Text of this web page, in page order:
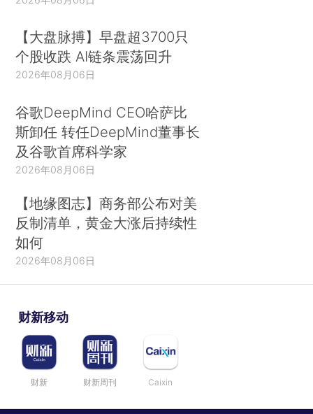
【大盘脉搏】早盘超3700只
个股收跌 AI链条震荡回升
2026年08月06日
谷歌DeepMind CEO哈萨比
斯卸任 转任DeepMind董事长
及谷歌首席科学家
2026年08月06日
【地缘图志】商务部公布对美
反制清单，黄金大涨后持续性
如何
2026年08月06日
财新移动
财新 财新周刊 Caixin